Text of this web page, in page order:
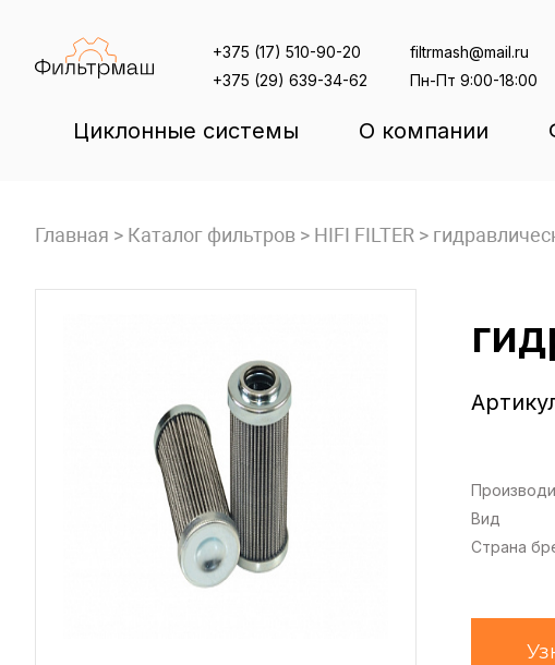
content
+375 (17) 510-90-20
+375 (29) 639-34-62
filtrmash@mail.ru
Пн-Пт 9:00-18:00
Циклонные системы О компании
Главная > Каталог фильтров > HIFI FILTER >
Вид
Страна